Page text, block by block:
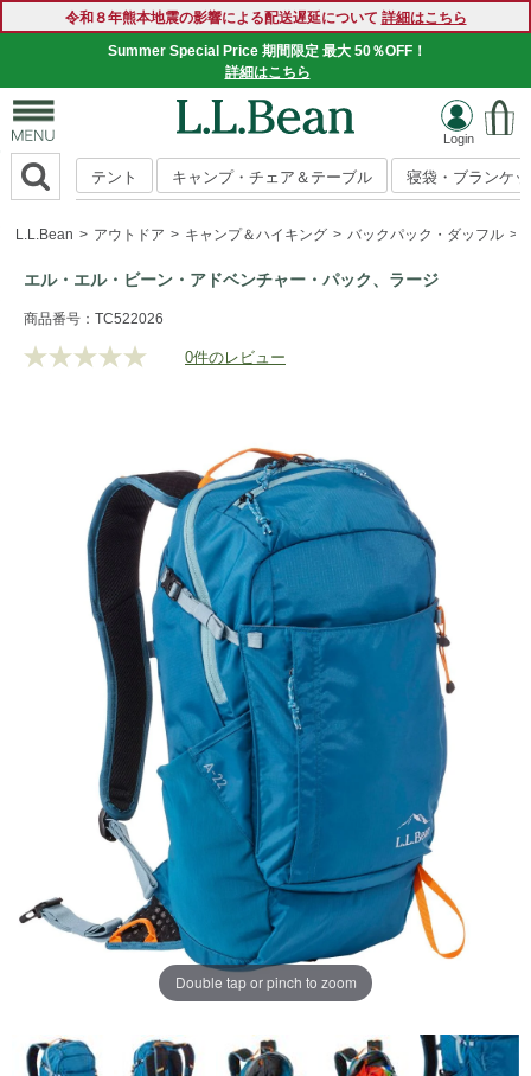
令和８年熊本地震の影響による配送遅延について 詳細はこちら
Summer Special Price 期間限定 最大 50％OFF！
詳細はこちら
テント キャンプ・チェア＆テーブル 寝袋・ブランケ
L.L.Bean アウトドア キャンプ＆ハイキング バックパック・ダッフル
エル・エル・ビーン・アドベンチャー・パック、ラージ
https://www.llbean.co.jp/outdoor/camp-
hiking/backpack/g/1000247051.html
商品番号：TC522026
評
じ
ペ
ー
ジ
の
リ
ン
ク。
0件のレビュー
Double tap or pinch to zoom